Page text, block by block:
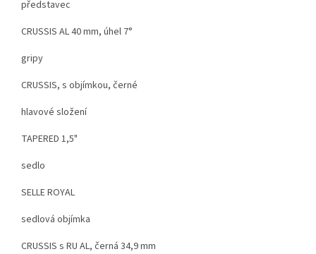
představec
CRUSSIS AL 40 mm, úhel 7°
gripy
CRUSSIS, s objímkou, černé
hlavové složení
TAPERED 1,5"
sedlo
SELLE ROYAL
sedlová objímka
CRUSSIS s RU AL, černá 34,9 mm